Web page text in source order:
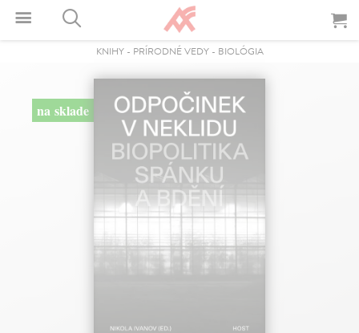
KNIHY- PRÍRODNÉ VEDY- BIOLÓGIA
na sklade